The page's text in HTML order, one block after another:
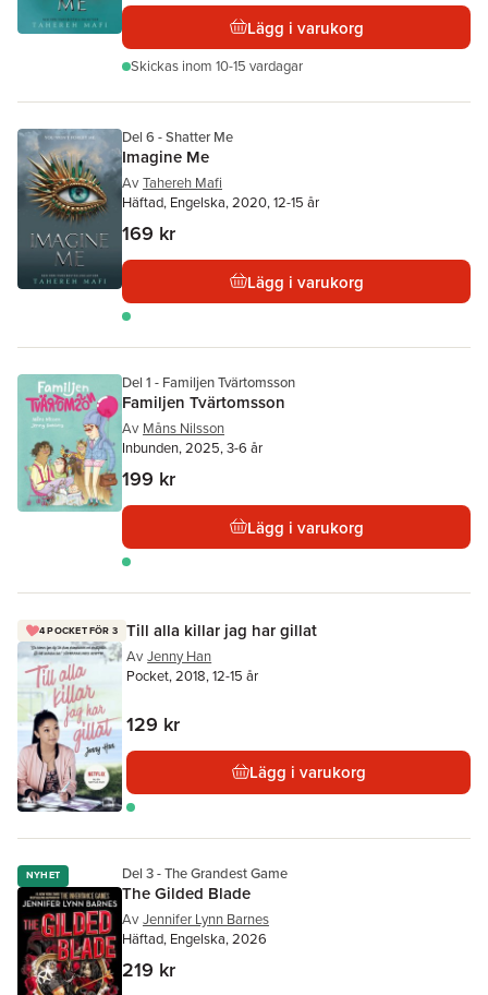
Lägg i varukorg
Skickas inom 10-15 vardagar
Del 6 - Shatter Me
Imagine Me
Av Tahereh Mafi
Häftad, Engelska, 2020, 12-15 år
169 kr
Lägg i varukorg
Del 1 - Familjen Tvärtomsson
Familjen Tvärtomsson
Av Måns Nilsson
Inbunden, 2025, 3-6 år
199 kr
Lägg i varukorg
4 POCKET FÖR 3 Till alla killar jag har gillat
Av Jenny Han
Pocket, 2018, 12-15 år
129 kr
Lägg i varukorg
NYHET Del 3 - The Grandest Game
The Gilded Blade
Av Jennifer Lynn Barnes
Häftad, Engelska, 2026
219 kr